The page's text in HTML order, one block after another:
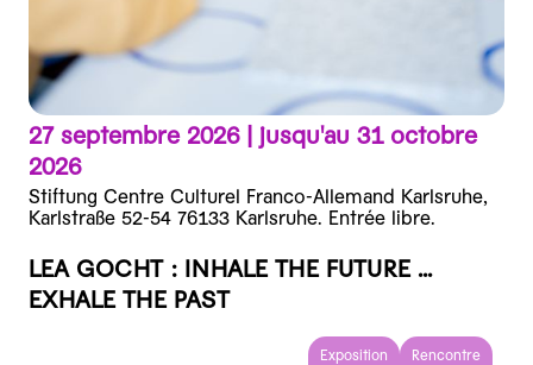
27 septembre 2026 | jusqu'au 31 octobre
2026
Stiftung Centre Culturel Franco-Allemand Karlsruhe,
Karlstraße 52-54 76133 Karlsruhe. Entrée libre.
LEA GOCHT : INHALE THE FUTURE ...
EXHALE THE PAST
Exposition Rencontre